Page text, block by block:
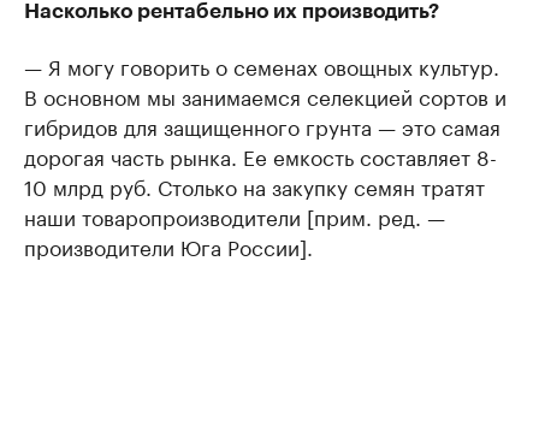
Насколько рентабельно их производить?
— Я могу говорить о семенах овощных культур.
В основном мы занимаемся селекцией сортов и
гибридов для защищенного грунта — это самая
дорогая часть рынка. Ее емкость составляет 8-
10 млрд руб. Столько на закупку семян тратят
наши товаропроизводители [прим. ред. —
производители Юга России].